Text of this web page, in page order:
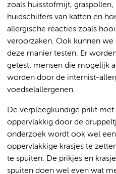
zoals huisstofmijt,
huidschilfers van katten en
allergische reacties zoals
veroorzaken. Ook kunnen
deze manier testen. Er
getest; mensen die mogelijk
worden door de internist-
voedselallergenen.
De verpleegkundige prikt
oppervlakkig door de
onderzoek wordt ook wel
oppervlakkige krasjes te
te spuiten. De prikjes en
spuiten doen wel even wat